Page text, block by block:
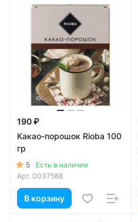
190 ₽
Какао-порошок Rioba 100
гр
5
Есть в наличии
Арт. 0037588
В корзину